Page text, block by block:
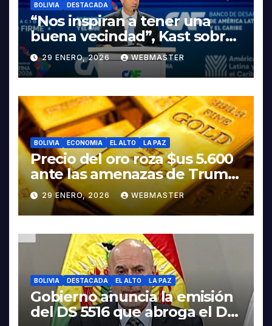
BOLIVIA DESTACADA
“Nos inspiran a tener una
buena vecindad”, Kast sobre
discurso del presidente
Rodrigo Paz
29 ENERO, 2026 WEBMASTER
BOLIVIA ECONOMIA EL ALTO LA PAZ
Precio del oro roza $us 5.600
ante las amenazas de Trump
contra Irán
29 ENERO, 2026 WEBMASTER
BOLIVIA DESTACADA EL ALTO LA PAZ
Gobierno anuncia la emisión
del DS 5516 que abroga el DS